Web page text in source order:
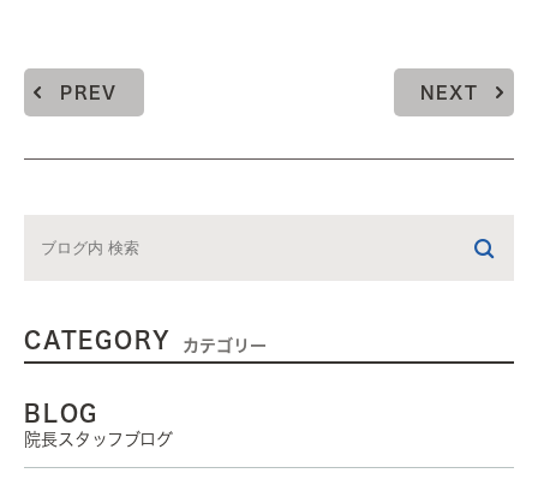
PREV NEXT
CATEGORY カテゴリー
BLOG
院長スタッフブログ